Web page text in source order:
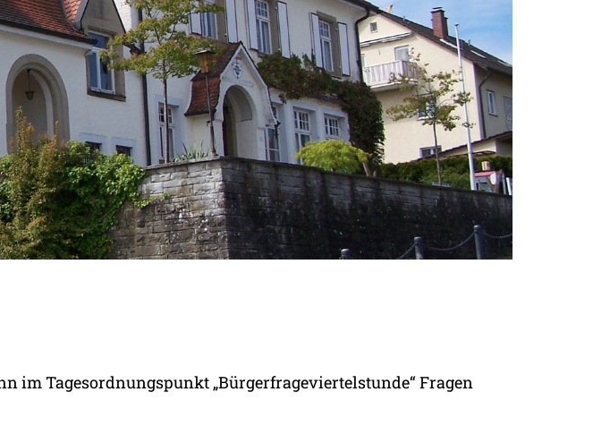
im Tagesordnungspunkt „Bürgerfrageviertelstunde“ Fragen